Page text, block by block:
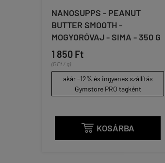
NANOSUPPS - PEANUT
BUTTER SMOOTH -
MOGYORÓVAJ - SIMA - 350 G
1 850 Ft
(5 Ft / g)
akár -12% és ingyenes szállítás
Gymstore PRO tagként
 KOSÁRBA